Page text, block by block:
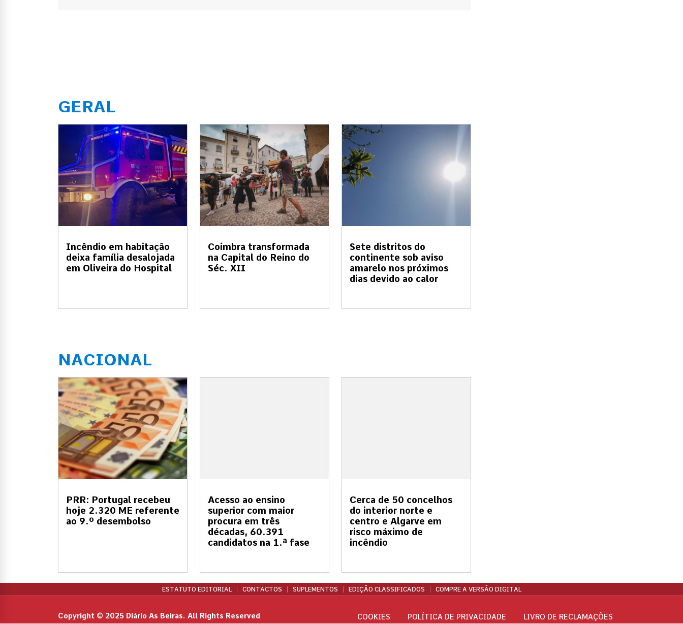
GERAL
Incêndio em habitação
deixa família desalojada
em Oliveira do Hospital
Coimbra transformada
na Capital do Reino do
Séc. XII
Sete distritos do
continente sob aviso
amarelo nos próximos
dias devido ao calor
NACIONAL
PRR: Portugal recebeu
hoje 2.320 ME referente
ao 9.º desembolso
Acesso ao ensino
superior com maior
procura em três
décadas, 60.391
candidatos na 1.ª fase
Cerca de 50 concelhos
do interior norte e
centro e Algarve em
risco máximo de
incêndio
ESTATUTO EDITORIAL CONTACTOS SUPLEMENTOS EDIÇÃO CLASSIFICADOS COMPRE A VERSÃO DIGITAL
Copyright © 2025 Diário As Beiras. All Rights Reserved COOKIES POLÍTICA DE PRIVACIDADE LIVRO DE RECLAMAÇÕES